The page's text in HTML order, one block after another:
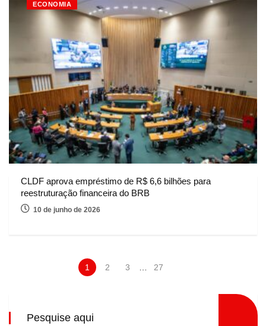
ECONOMIA
CLDF aprova empréstimo de R$ 6,6 bilhões para
reestruturação financeira do BRB
10 de junho de 2026
1 2 3 27
Pesquise aqui